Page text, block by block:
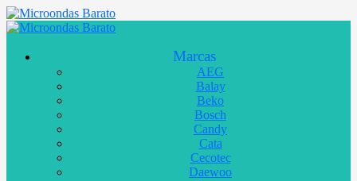
Marcas
AEG
Balay
Beko
Bosch
Candy
Cata
Cecotec
Daewoo